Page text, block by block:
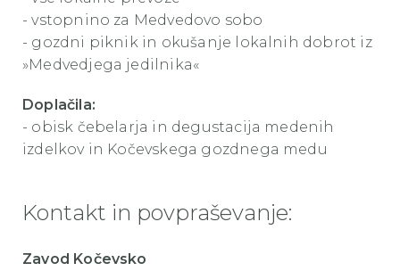
- vstopnino za Medvedovo sobo
- gozdni piknik in okušanje lokalnih dobrot iz
»Medvedjega jedilnika«
Doplačila:
- obisk čebelarja in degustacija medenih
izdelkov in Kočevskega gozdnega medu
Kontakt in povpraševanje:
Zavod Kočevsko